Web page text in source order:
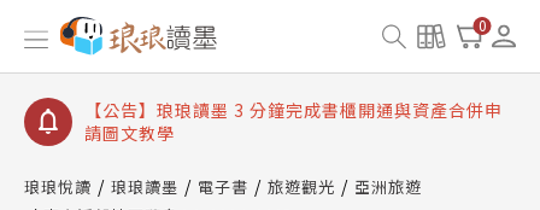
0
【公告】琅琅讀墨數位閱讀資產合併與書櫃開通申請
【公告】琅琅讀墨書櫃開通常見問題
【公告】琅琅讀墨 3 分鐘完成書櫃開通與資產合併申
請圖文教學
查詢
琅琅悅讀 琅琅讀墨 電子書 旅遊觀光
亞洲旅遊